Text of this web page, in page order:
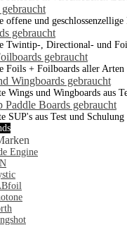
offene und
gebraucht
Twintip-, Directional- und
gebraucht
Foils + Foilboards aller Arten
Wingboards gebraucht
Wings und Wingboards aus
Paddle Boards gebraucht
SUP's aus Test und Schulung
Engine